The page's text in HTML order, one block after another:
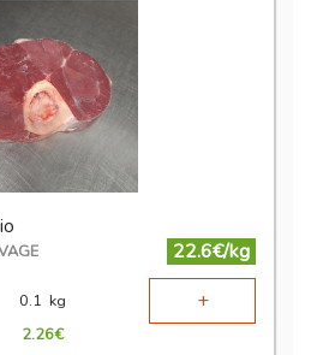
22.6€/kg
0.1 kg +
2.26€